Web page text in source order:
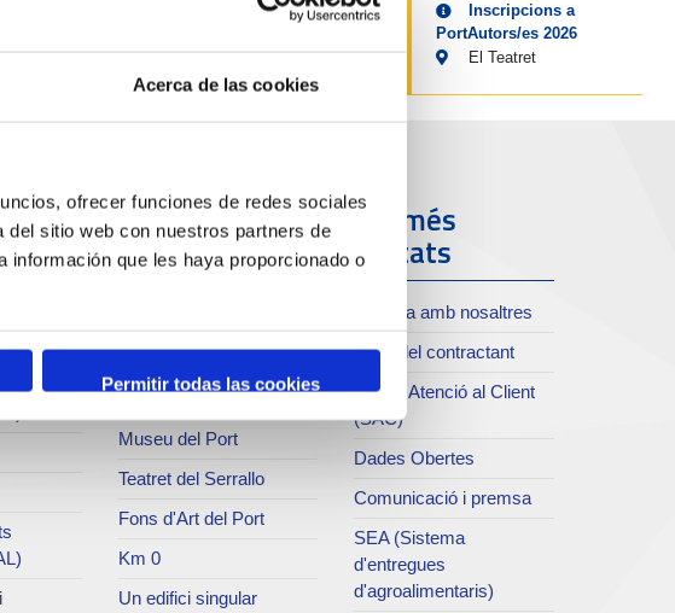
Acerca de las cookies
ofrecer funciones de redes sociales
sitio web con nuestros partners de
información que les haya proporcionado o
Permitir todas las cookies
Inscripcions a
PortAutors/es 2026
El Teatret
Port i Ciutat
Parc del Port
Museu del Port
Teatret del Serrallo
Fons d'Art del Port
Km 0
Un edifici singular
Els més
visitats
Treballa amb nosaltres
Perfil del contractant
Servei Atenció al Client
(SAC)
Dades Obertes
Comunicació i premsa
SEA (Sistema
d'entregues
d'agroalimentaris)